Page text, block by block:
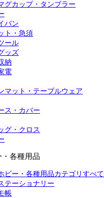
グカップ・タンブラー
パン
ト・急須
ール
ッズ
納
電
マット・テーブルウェア
ス・カバー
グ・クロス
各種用品
ビー・各種用品カテゴリすべて
テーショナリー
帳